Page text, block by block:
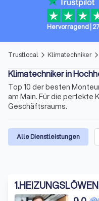
Hervorragend
Trustlocal arrow_forward_ios Klimatechniker arrow_forward_ios
Klimatechniker in
Top 10 der besten
am Main. Für die perfekte
Geschäftsraums.
Alle Dienstleistungen
1.